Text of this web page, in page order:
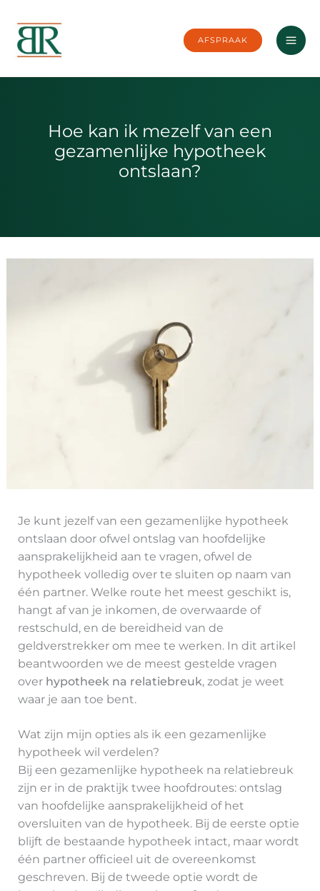
naar
inhoud
AFSPRAAK
Hoe kan ik mezelf van een
gezamenlijke hypotheek
ontslaan?
Je kunt jezelf van een gezamenlijke hypotheek
ontslaan door ofwel ontslag van hoofdelijke
aansprakelijkheid aan te vragen, ofwel de
hypotheek volledig over te sluiten op naam van
één partner. Welke route het meest geschikt is,
hangt af van je inkomen, de overwaarde of
restschuld, en de bereidheid van de
geldverstrekker om mee te werken. In dit artikel
beantwoorden we de meest gestelde vragen
over hypotheek na relatiebreuk, zodat je weet
waar je aan toe bent.
Wat zijn mijn opties als ik een gezamenlijke
hypotheek wil verdelen?
Bij een gezamenlijke hypotheek na relatiebreuk
zijn er in de praktijk twee hoofdroutes: ontslag
van hoofdelijke aansprakelijkheid of het
oversluiten van de hypotheek. Bij de eerste optie
blijft de bestaande hypotheek intact, maar wordt
één partner officieel uit de overeenkomst
geschreven. Bij de tweede optie wordt de